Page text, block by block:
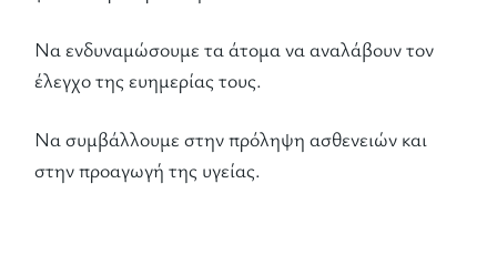
Να ενδυναμώσουμε τα άτομα να αναλάβουν τον
έλεγχο της ευημερίας τους.
Να συμβάλλουμε στην πρόληψη ασθενειών και
στην προαγωγή της υγείας.